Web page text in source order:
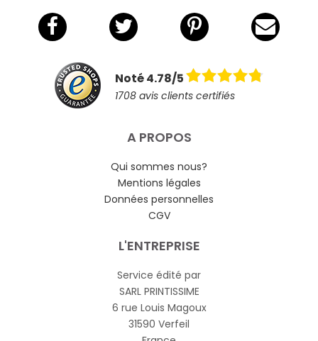
Noté 4.78/5
1708 avis clients certifiés
A PROPOS
Qui sommes nous?
Mentions légales
Données personnelles
CGV
L'ENTREPRISE
Service édité par
SARL PRINTISSIME
6 rue Louis Magoux
31590 Verfeil